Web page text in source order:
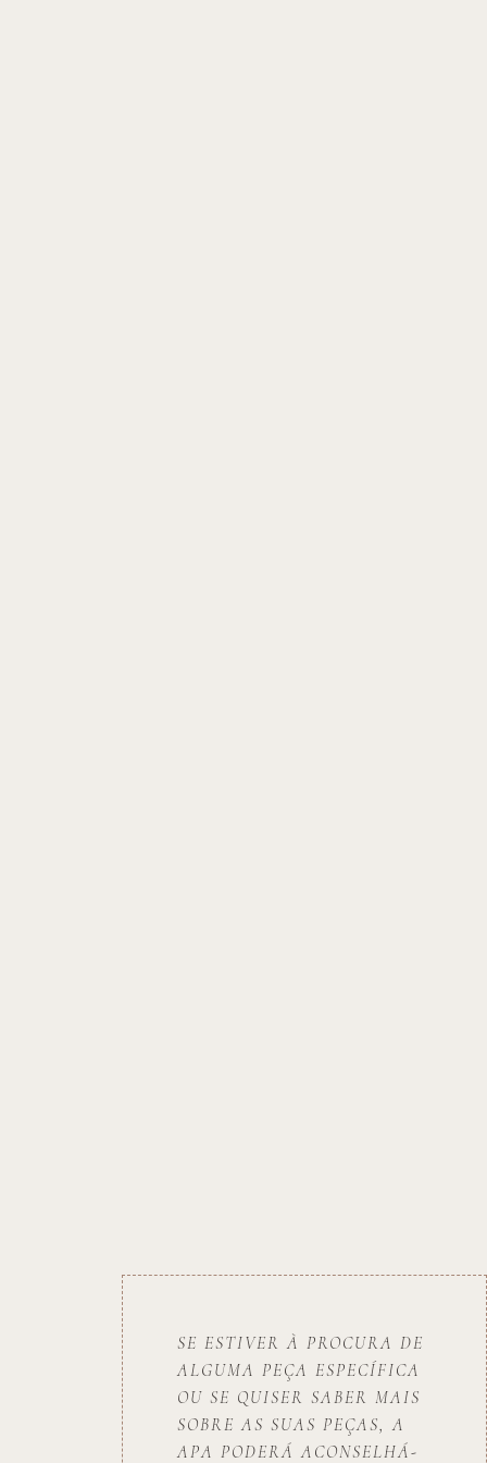
SE ESTIVER À PROCURA DE
ALGUMA PEÇA ESPECÍFICA
OU SE QUISER SABER MAIS
SOBRE AS SUAS PEÇAS, A
APA PODERÁ ACONSELHÁ-